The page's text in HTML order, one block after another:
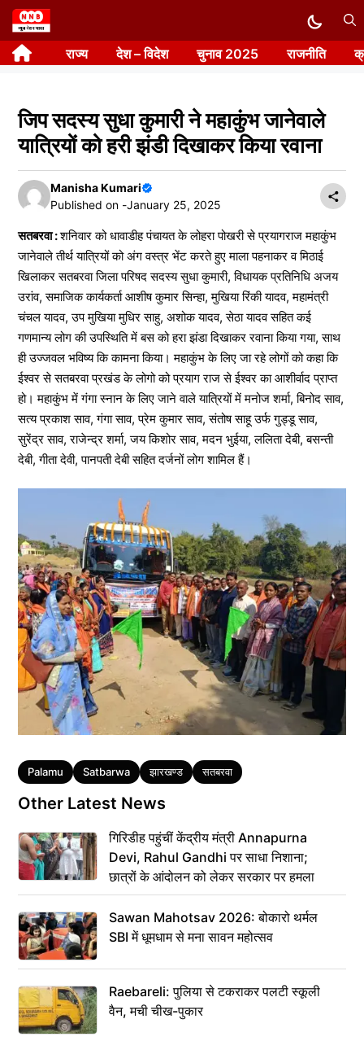
Skip
to
content राज्य देश – विदेश चुनाव 2025 राजनीति
जिप सदस्य सुधा कुमारी ने महाकुंभ जानेवाले
यात्रियों को हरी झंडी दिखाकर किया रवाना
Manisha Kumari
Published on -January 25, 2025
सतबरवा :शनिवार को धावाडीह पंचायत के लोहरा पोखरी से प्रयागराज महाकुंभ
जानेवाले तीर्थ यात्रियों को अंग वस्त्र भेंट करते हुए माला पहनाकर व मिठाई
खिलाकर सतबरवा जिला परिषद सदस्य सुधा कुमारी, विधायक प्रतिनिधि अजय
उरांव, समाजिक कार्यकर्ता आशीष कुमार सिन्हा, मुखिया रिंकी यादव, महामंत्री
चंचल यादव, उप मुखिया मुधिर साहु, अशोक यादव, सेठा यादव सहित कई
गणमान्य लोग की उपस्थिति में बस को हरा झंडा दिखाकर रवाना किया गया, साथ
ही उज्जवल भविष्य कि कामना किया। महाकुंभ के लिए जा रहे लोगों को कहा कि
ईश्वर से सतबरवा प्रखंड के लोगो को प्रयाग राज से ईश्वर का आशीर्वाद प्राप्त
हो। महाकुंभ में गंगा स्नान के लिए जाने वाले यात्रियों में मनोज शर्मा, बिनोद साव,
सत्य प्रकाश साव, गंगा साव, प्रेम कुमार साव, संतोष साहू उर्फ गुड्डू साव,
सुरेंद्र साव, राजेन्द्र शर्मा, जय किशोर साव, मदन भुईया, ललिता देबी, बसन्ती
देबी, गीता देवी, पानपती देबी सहित दर्जनों लोग शामिल हैं।
Tags
Palamu Satbarwa झारखण्ड सतबरवा
Other Latest News
गिरिडीह पहुंचीं केंद्रीय मंत्री Annapurna
Devi, Rahul Gandhi पर साधा निशाना;
छात्रों के आंदोलन को लेकर सरकार पर हमला
Sawan Mahotsav 2026: बोकारो थर्मल
SBI में धूमधाम से मना सावन महोत्सव
Raebareli: पुलिया से टकराकर पलटी स्कूली
वैन, मची चीख-पुकार